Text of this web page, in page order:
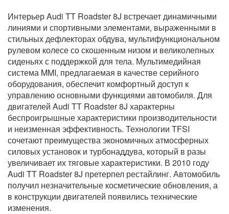
Интерьер Audi TT Roadster 8J встречает динамичными
линиями и спортивными элементами, выраженными в
стильных дефлекторах обдува, мультифункциональном
рулевом колесе со скошенным низом и великолепных
сиденьях с поддержкой для тела. Мультимедийная
система MMI, предлагаемая в качестве серийного
оборудования, обеспечит комфортный доступ к
управлению основными функциями автомобиля. Для
двигателей Audi TT Roadster 8J характерны
беспроигрышные характеристики производительности
и неизменная эффективность. Технологии TFSI
сочетают преимущества экономичных атмосферных
силовых установок и турбонаддува, который в разы
увеличивает их тяговые характеристики. В 2010 году
Audi TT Roadster 8J претерпел рестайлинг. Автомобиль
получил незначительные косметические обновления, а
в конструкции двигателей появились технические
изменения.